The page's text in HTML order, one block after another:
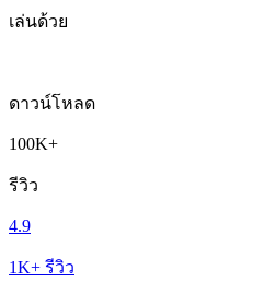
เล่นด้วย
ดาวน์โหลด
100K+
รีวิว
4.9
1K+ รีวิว